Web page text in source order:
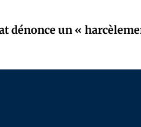
dénonce un «